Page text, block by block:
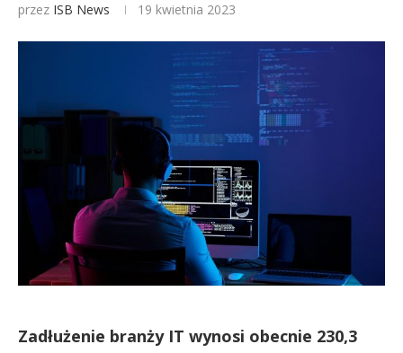
przez ISB News 19 kwietnia 2023
Zadłużenie branży IT wynosi obecnie 230,3